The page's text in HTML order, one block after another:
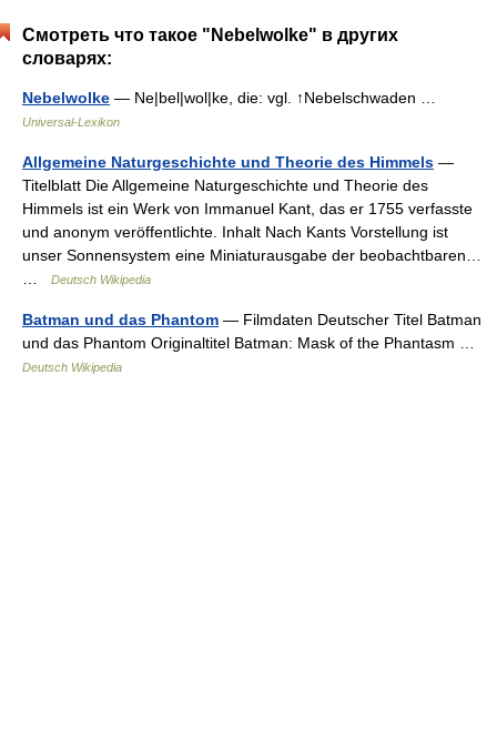
Смотреть что такое "Nebelwolke" в других
словарях:
Nebelwolke — Ne|bel|wol|ke, die: vgl. ↑Nebelschwaden …
Universal-Lexikon
Allgemeine Naturgeschichte und Theorie des Himmels —
Titelblatt Die Allgemeine Naturgeschichte und Theorie des
Himmels ist ein Werk von Immanuel Kant, das er 1755 verfasste
und anonym veröffentlichte. Inhalt Nach Kants Vorstellung ist
unser Sonnensystem eine Miniaturausgabe der beobachtbaren…
Deutsch Wikipedia
Batman und das Phantom — Filmdaten Deutscher Titel Batman
und das Phantom Originaltitel Batman: Mask of the Phantasm …
Deutsch Wikipedia